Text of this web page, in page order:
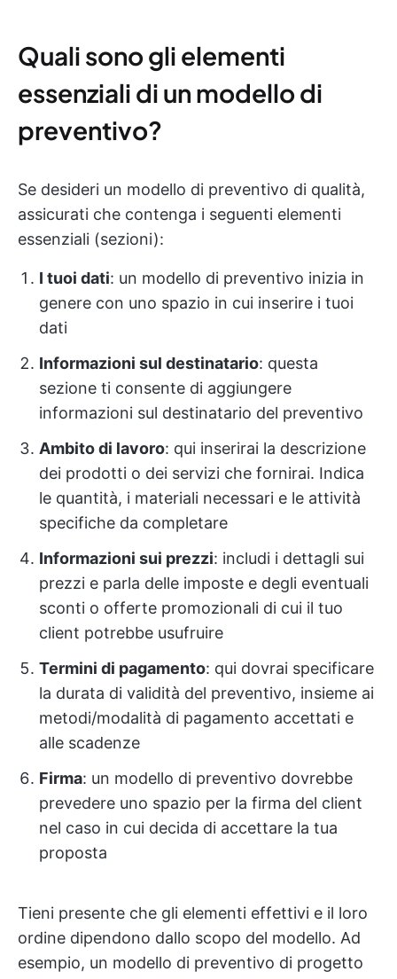
Quali sono gli elementi
essenziali di un modello di
preventivo?
Se desideri un modello di preventivo di qualità,
assicurati che contenga i seguenti elementi
essenziali (sezioni):
I tuoi dati: un modello di preventivo inizia in
genere con uno spazio in cui inserire i tuoi
dati
Informazioni sul destinatario: questa
sezione ti consente di aggiungere
informazioni sul destinatario del preventivo
Ambito di lavoro: qui inserirai la descrizione
dei prodotti o dei servizi che fornirai. Indica
le quantità, i materiali necessari e le attività
specifiche da completare
Informazioni sui prezzi: includi i dettagli sui
prezzi e parla delle imposte e degli eventuali
sconti o offerte promozionali di cui il tuo
client potrebbe usufruire
Termini di pagamento: qui dovrai specificare
la durata di validità del preventivo, insieme ai
metodi/modalità di pagamento accettati e
alle scadenze
Firma: un modello di preventivo dovrebbe
prevedere uno spazio per la firma del client
nel caso in cui decida di accettare la tua
proposta
Tieni presente che gli elementi effettivi e il loro
ordine dipendono dallo scopo del modello. Ad
esempio, un modello di preventivo di progetto